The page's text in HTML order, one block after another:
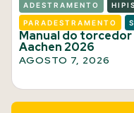
ADESTRAMENTO
PARADESTRAMENTO
Manual do torcedor
Aachen 2026
AGOSTO 7, 2026